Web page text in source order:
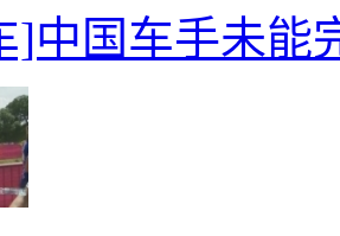
]中国车手未能